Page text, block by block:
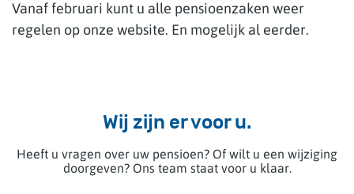
Vanaf februari kunt u alle pensioenzaken weer
regelen op onze website. En mogelijk al eerder.
Wij zijn er voor u.
Heeft u vragen over uw pensioen? Of wilt u een wijziging
doorgeven? Ons team staat voor u klaar.